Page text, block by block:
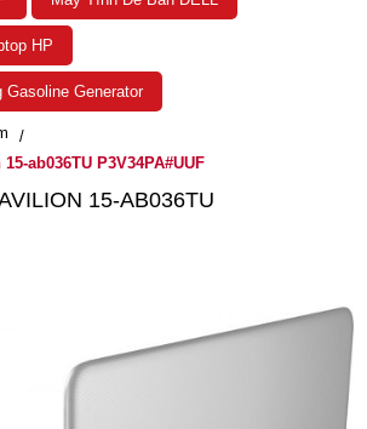
HP
Gasoline Generator
ab036TU P3V34PA#UUF
15-AB036TU